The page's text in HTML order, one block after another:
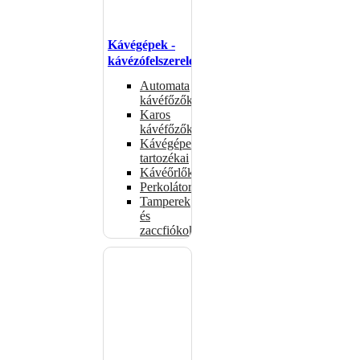
Kávégépek -
kávézófelszerelés
Automata
kávéfőzők
Karos
kávéfőzők
Kávégépek
tartozékai
Kávéőrlők
Perkolátorok
Tamperek
és
zaccfiókok